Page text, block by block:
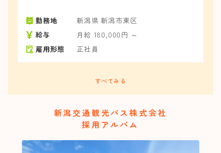
勤務地
新潟県 新潟市東区
給与
月給 180,000円 ～
雇用形態
正社員
すべてみる
新潟交通観光バス株式会社
採用アルバム